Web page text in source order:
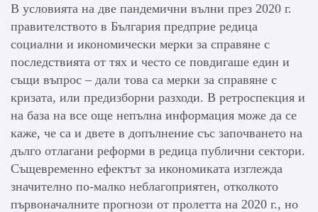
В условията на две пандемични вълни през 2020 г.
правителството в България предприе редица
социални и икономически мерки за справяне с
последствията от тях и често се повдигаше един и
същи въпрос – дали това са мерки за справяне с
кризата, или предизборни разходи. В ретроспекция и
на база на все още непълна информация може да се
каже, че са и двете в допълнение със започването на
дълго отлагани реформи в редица публични сектори.
Същевременно ефектът за икономиката изглежда
значително по-малко неблагоприятен, отколкото
първоначалните прогнози от пролетта на 2020 г., но